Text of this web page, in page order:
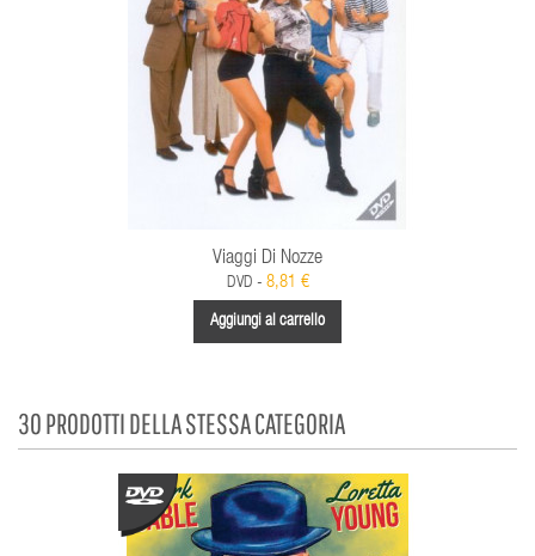
Viaggi Di Nozze
DVD - 8,81 €
Aggiungi al carrello
30 PRODOTTI DELLA STESSA CATEGORIA